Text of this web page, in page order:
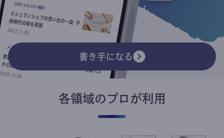
書き手になる
各領域のプロが利用